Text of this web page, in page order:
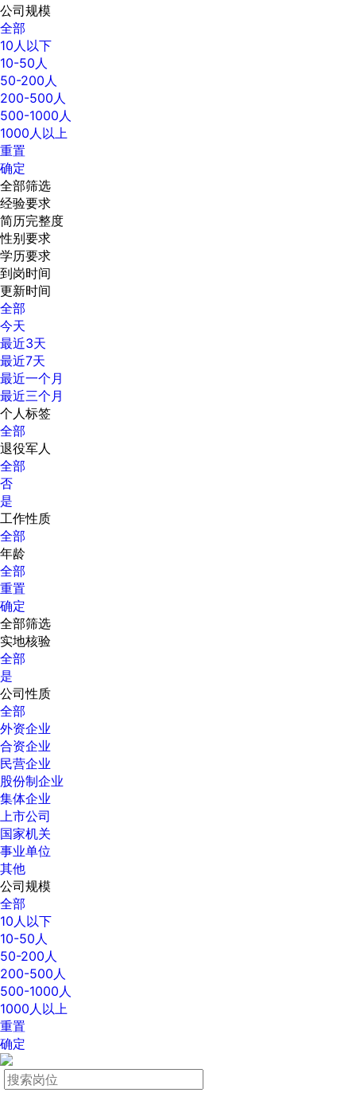
公司规模
全部
10人以下
10-50人
50-200人
200-500人
500-1000人
1000人以上
重置
确定
全部筛选
经验要求
简历完整度
性别要求
学历要求
到岗时间
更新时间
全部
今天
最近3天
最近7天
最近一个月
最近三个月
个人标签
全部
退役军人
全部
否
是
工作性质
全部
年龄
全部
重置
确定
全部筛选
实地核验
全部
是
公司性质
全部
外资企业
合资企业
民营企业
股份制企业
集体企业
上市公司
国家机关
事业单位
其他
公司规模
全部
10人以下
10-50人
50-200人
200-500人
500-1000人
1000人以上
重置
确定